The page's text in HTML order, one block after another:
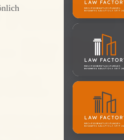
Beziehungen
Themen wie Ehe,